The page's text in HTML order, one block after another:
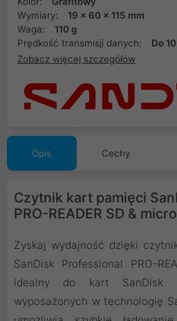
Wymiary:
19 x 60 x 115 mm
Waga:
110 g
Prędkość transmisji danych:
Do
Zobacz więcej szczegółów
Opis Cechy
Czytnik kart pamięci
PRO-READER SD &
Zyskaj wydajność dzięki
SanDisk Professional PRO-
idealny do kart SanDisk
wyposażonych w technologię